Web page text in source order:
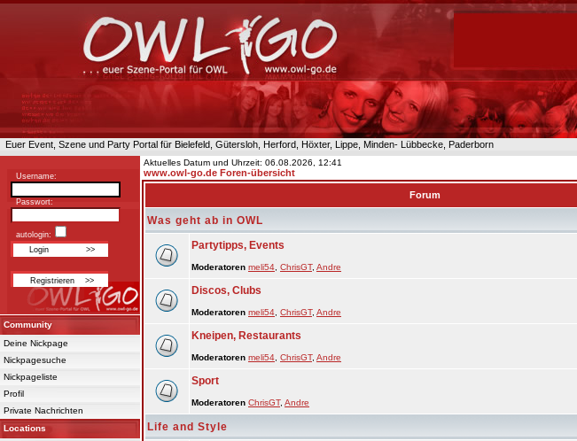
Euer Event, Szene und Party Portal für Bielefeld, Gütersloh, Herford, Höxter, Lippe, Minden- Lübbecke, Paderborn
Username:
Passwort:
autologin:
Community
Deine Nickpage
Nickpagesuche
Nickpageliste
Profil
Private Nachrichten
Locations
Aktuelles Datum und Uhrzeit: 06.08.2026, 12:41
www.owl-go.de Foren-übersicht
Forum
Was geht ab in OWL
Partytipps, Events
Moderatoren meli54 ChrisGT, Andre
Discos, Clubs
Moderatoren meli54 ChrisGT, Andre
Kneipen, Restaurants
Moderatoren meli54 ChrisGT, Andre
Sport
Moderatoren ChrisGT, Andre
Life and Style